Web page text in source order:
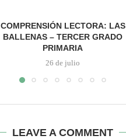
COMPRENSIÓN LECTORA: LAS
BALLENAS – TERCER GRADO
PRIMARIA
26 de julio
LEAVE A COMMENT